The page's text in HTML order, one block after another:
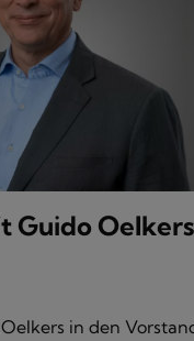
Guido
in den